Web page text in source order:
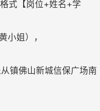
式【岗位+姓名+学
小姐），
镇佛山新城信保广场南